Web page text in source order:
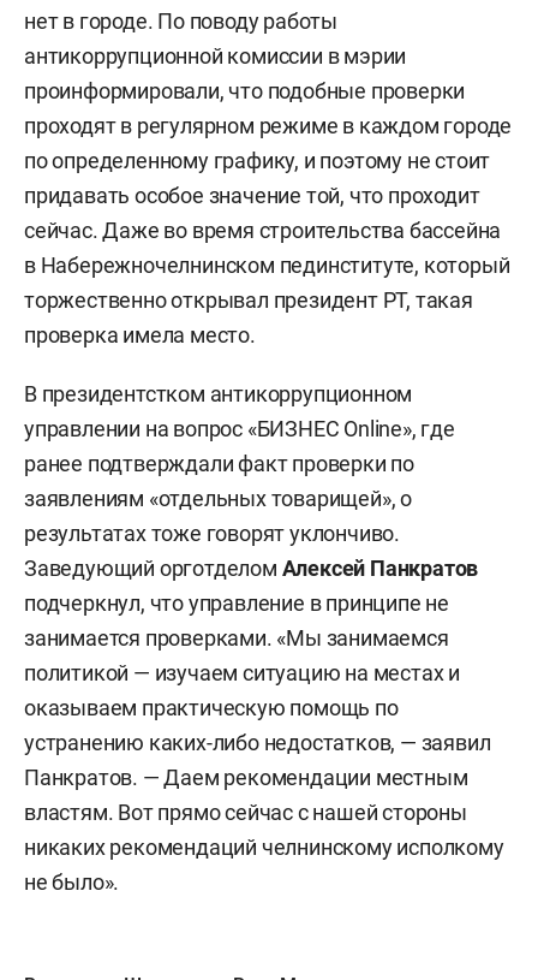
нет в городе. По поводу работы
антикоррупционной комиссии в мэрии
проинформировали, что подобные проверки
проходят в регулярном режиме в каждом городе
по определенному графику, и поэтому не стоит
придавать особое значение той, что проходит
сейчас. Даже во время строительства бассейна
в Набережночелнинском пединституте, который
торжественно открывал президент РТ, такая
проверка имела место.
В президентстком антикоррупционном
управлении на вопрос «БИЗНЕС Online», где
ранее подтверждали факт проверки по
заявлениям «отдельных товарищей», о
результатах тоже говорят уклончиво.
Заведующий орготделом Алексей Панкратов
подчеркнул, что управление в принципе не
занимается проверками. «Мы занимаемся
политикой — изучаем ситуацию на местах и
оказываем практическую помощь по
устранению каких-либо недостатков, — заявил
Панкратов. — Даем рекомендации местным
властям. Вот прямо сейчас с нашей стороны
никаких рекомендаций челнинскому исполкому
не было».